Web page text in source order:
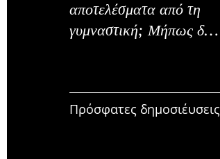
αποτελέσματα από τη
γυμναστική; Μήπως δεν
Πρόσφατες δημοσιέυσεις